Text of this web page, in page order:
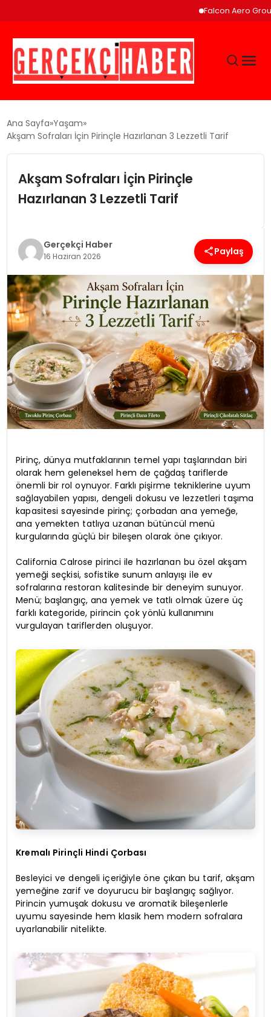
Falcon Aero Group,
GÜNCEL
EĞITIM
EKONOMI
SAĞLIK
SPOR
TEKNOLOJI
YAŞAM
Ana Sayfa Yaşam
Akşam Sofraları İçin Pirinçle Hazırlanan 3 Lezzetli Tarif
Akşam Sofraları İçin Pirinçle
Hazırlanan 3 Lezzetli Tarif
Gerçekçi Haber
16 Haziran 2026 Paylaş
Pirinç, dünya mutfaklarının temel yapı taşlarından biri
olarak hem geleneksel hem de çağdaş tariflerde
önemli bir rol oynuyor. Farklı pişirme tekniklerine uyum
sağlayabilen yapısı, dengeli dokusu ve lezzetleri taşıma
kapasitesi sayesinde pirinç; çorbadan ana yemeğe,
ana yemekten tatlıya uzanan bütüncül menü
kurgularında güçlü bir bileşen olarak öne çıkıyor.
California Calrose pirinci ile hazırlanan bu özel akşam
yemeği seçkisi, sofistike sunum anlayışı ile ev
sofralarına restoran kalitesinde bir deneyim sunuyor.
Menü; başlangıç, ana yemek ve tatlı olmak üzere üç
farklı kategoride, pirincin çok yönlü kullanımını
vurgulayan tariflerden oluşuyor.
Kremalı Pirinçli Hindi Çorbası
Besleyici ve dengeli içeriğiyle öne çıkan bu tarif, akşam
yemeğine zarif ve doyurucu bir başlangıç sağlıyor.
Pirincin yumuşak dokusu ve aromatik bileşenlerle
uyumu sayesinde hem klasik hem modern sofralara
uyarlanabilir nitelikte.